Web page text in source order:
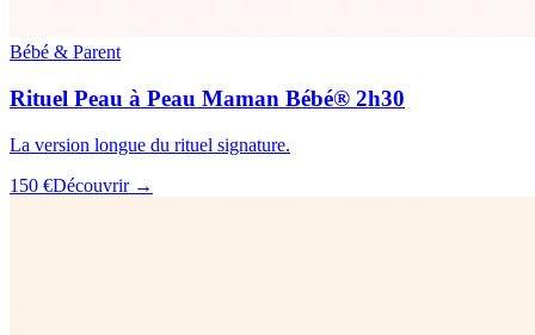
Bébé & Parent
Rituel Peau à Peau Maman Bébé® 2h30
La version longue du rituel signature.
150 €Découvrir →